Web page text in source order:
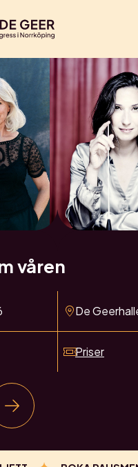
våren
De
Priser